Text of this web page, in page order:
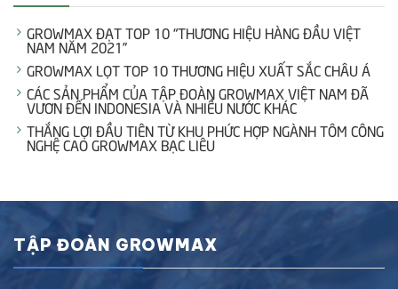
GROWMAX ĐẠT TOP 10 “THƯƠNG HIỆU HÀNG ĐẦU VIỆT
NAM NĂM 2021”
GROWMAX LỌT TOP 10 THƯƠNG HIỆU XUẤT SẮC CHÂU Á
CÁC SẢN PHẨM CỦA TẬP ĐOÀN GROWMAX VIỆT NAM ĐÃ
VƯƠN ĐẾN INDONESIA VÀ NHIỀU NƯỚC KHÁC
THẮNG LỢI ĐẦU TIÊN TỪ KHU PHỨC HỢP NGÀNH TÔM CÔNG
NGHỆ CAO GROWMAX BẠC LIÊU
TẬP ĐOÀN GROWMAX